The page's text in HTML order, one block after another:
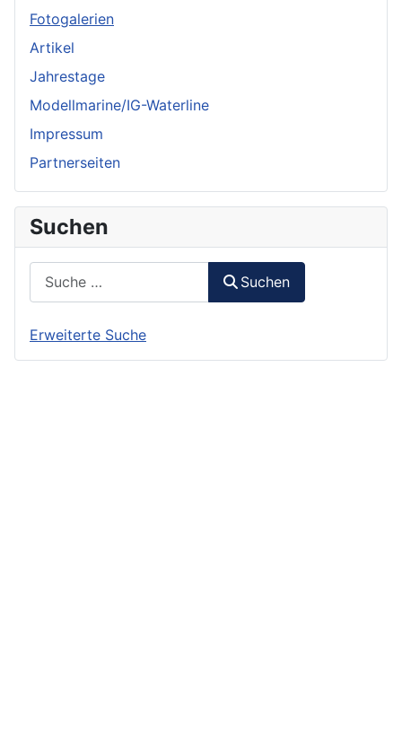
Fotogalerien
Artikel
Jahrestage
Modellmarine/IG-Waterline
Impressum
Partnerseiten
Suchen
Suchen
Erweiterte Suche